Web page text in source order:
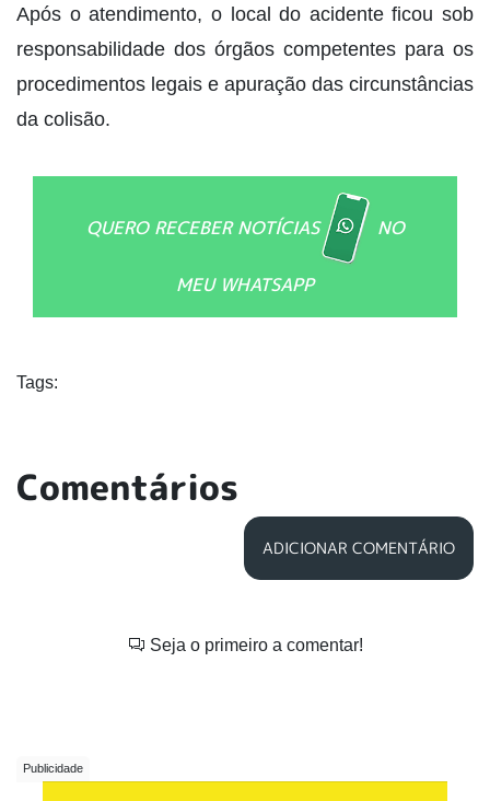
Após o atendimento, o local do acidente ficou sob
responsabilidade dos órgãos competentes para os
procedimentos legais e apuração das circunstâncias
da colisão.
QUERO RECEBER NOTÍCIAS NO
MEU WHATSAPP
Tags:
Comentários
ADICIONAR COMENTÁRIO
Seja o primeiro a comentar!